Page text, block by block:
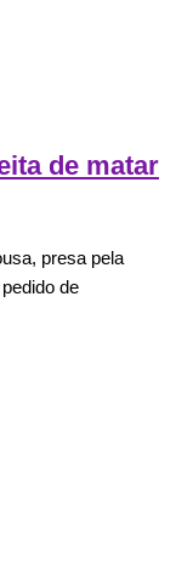
de matar
presa pela
de